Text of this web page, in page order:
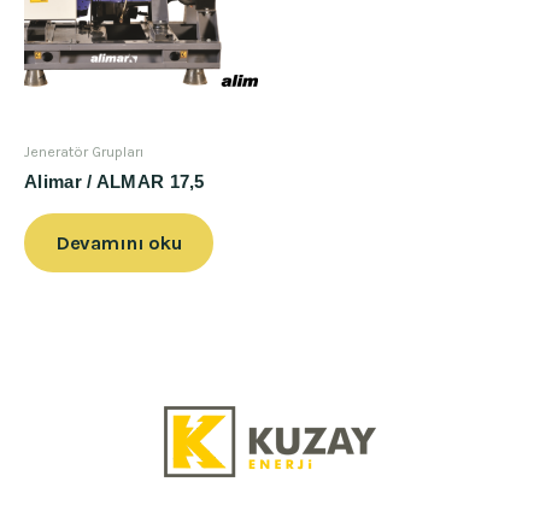
Jeneratör Grupları
Alimar / ALMAR 17,5
Devamını oku